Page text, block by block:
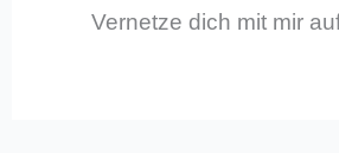
Vernetze dich mit mir